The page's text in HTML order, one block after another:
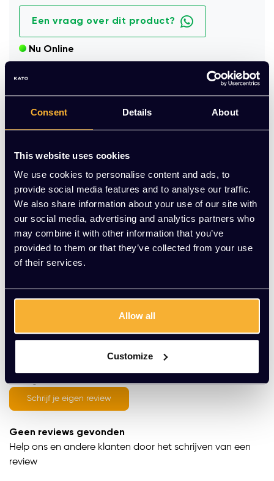
Consent Details About
This website uses cookies
We use cookies to personalise content and ads, to
provide social media features and to analyse our traffic.
We also share information about your use of our site with
our social media, advertising and analytics partners who
may combine it with other information that you’ve
provided to them or that they’ve collected from your use
of their services.
Allow all
Customize
Een vraag over dit product?
Nu Online
Comfortabele vergaderstoel met zachte bouclé stof in
Op voorraad
Toevoegen aan winkelwagen
Vraag jouw persoonlijke aanbieding aan
Gratis montage
Vrijblijvende offerte
Wat onze klanten zeggen
Schrijf je eigen review
Geen reviews gevonden
Help ons en andere klanten door het schrijven van een
review